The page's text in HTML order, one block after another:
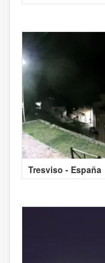
Tresviso - España